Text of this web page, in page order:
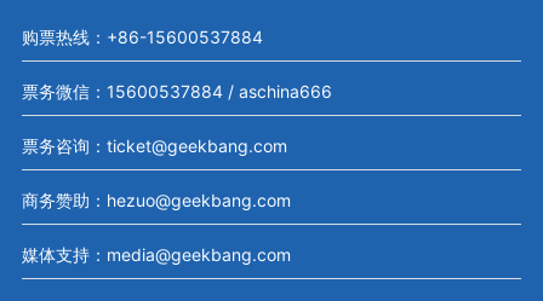
购票热线：+86-15600537884
票务微信：15600537884 / aschina666
票务咨询：ticket@geekbang.com
商务赞助：hezuo@geekbang.com
媒体支持：media@geekbang.com